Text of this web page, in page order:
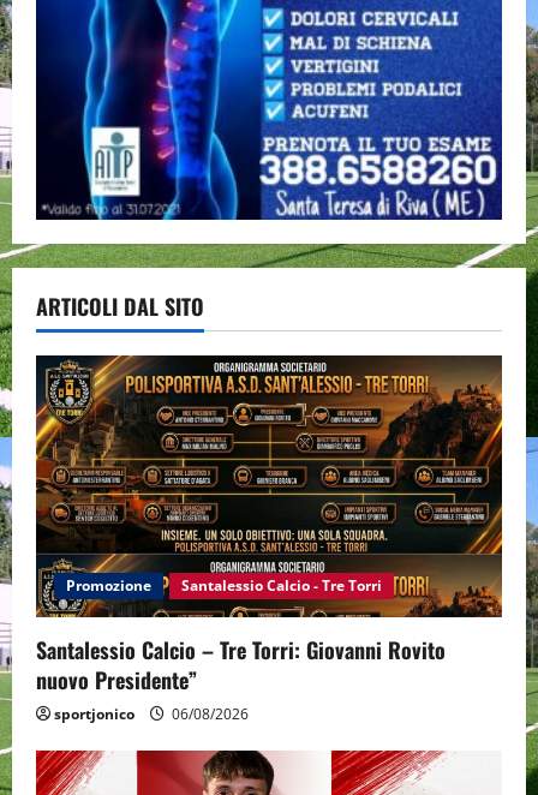
ARTICOLI DAL SITO
Promozione Santalessio Calcio - Tre Torri
Santalessio Calcio – Tre Torri: Giovanni Rovito
nuovo Presidente”
sportjonico 06/08/2026